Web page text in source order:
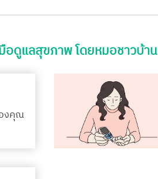
อดูแลสุขภาพ โดยหมอชาวบ้าน
งคุณ